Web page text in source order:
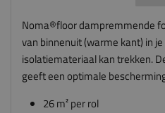
Noma®floor dampremmende
van binnenuit (warme kant) in
isolatiemateriaal kan trekken.
geeft een optimale
26 m² per rol